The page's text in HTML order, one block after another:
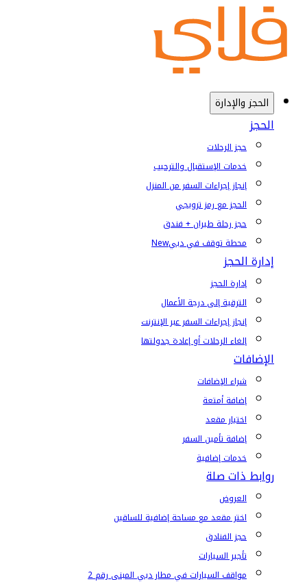
الحجز والإدارة
الحجز
حجز الرحلات
خدمات الإستقبال والترحيب
إنجاز إجراءات السفر من المنزل
الحجز مع رمز ترويجي
حجز رحلة طيران + فندق
محطة توقف في دبيNew
إدارة الحجز
إدارة الحجز
الترقية إلى درجة الأعمال
إنجاز إجراءات السفر عبر الإنترنت
إلغاء الرحلات أو إعادة جدولتها
الإضافات
شراء الإضافات
إضافة أمتعة
اختيار مقعد
إضافة تأمين السفر
خدمات إضافية
روابط ذات صلة
العروض
اختر مقعد مع مساحة إضافية للساقين
حجز الفنادق
تأجير السيارات
مواقف السيارات في مطار دبي المبنى رقم 2